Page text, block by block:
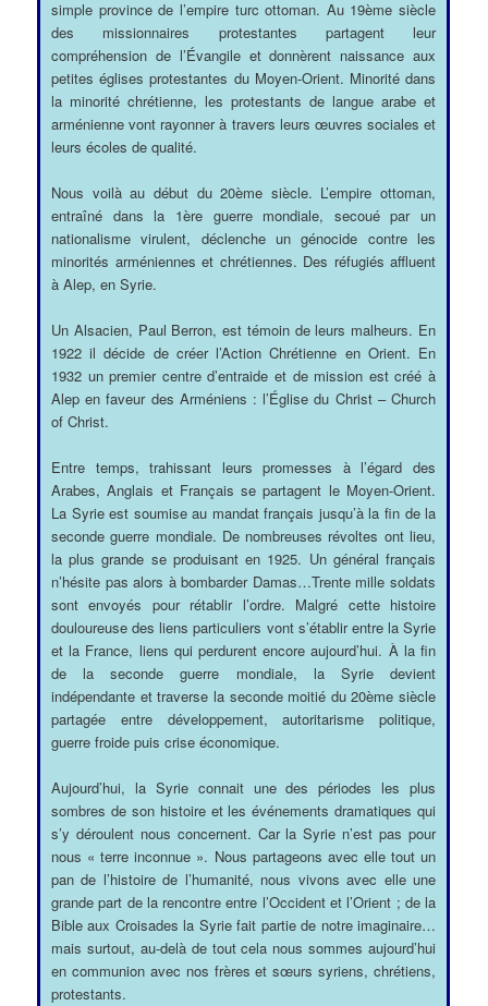
simple province de l’empire turc ottoman. Au 19ème siècle
des missionnaires protestantes partagent leur
compréhension de l’Évangile et donnèrent naissance aux
petites églises protestantes du Moyen-Orient. Minorité dans
la minorité chrétienne, les protestants de langue arabe et
arménienne vont rayonner à travers leurs œuvres sociales et
leurs écoles de qualité.
Nous voilà au début du 20ème siècle. L’empire ottoman,
entraîné dans la 1ère guerre mondiale, secoué par un
nationalisme virulent, déclenche un génocide contre les
minorités arméniennes et chrétiennes. Des réfugiés affluent
à Alep, en Syrie.
Un Alsacien, Paul Berron, est témoin de leurs malheurs. En
1922 il décide de créer l’Action Chrétienne en Orient. En
1932 un premier centre d’entraide et de mission est créé à
Alep en faveur des Arméniens : l’Église du Christ – Church
of Christ.
Entre temps, trahissant leurs promesses à l’égard des
Arabes, Anglais et Français se partagent le Moyen-Orient.
La Syrie est soumise au mandat français jusqu’à la fin de la
seconde guerre mondiale. De nombreuses révoltes ont lieu,
la plus grande se produisant en 1925. Un général français
n’hésite pas alors à bombarder Damas…Trente mille soldats
sont envoyés pour rétablir l’ordre. Malgré cette histoire
douloureuse des liens particuliers vont s’établir entre la Syrie
et la France, liens qui perdurent encore aujourd’hui. À la fin
de la seconde guerre mondiale, la Syrie devient
indépendante et traverse la seconde moitié du 20ème siècle
partagée entre développement, autoritarisme politique,
guerre froide puis crise économique.
Aujourd’hui, la Syrie connait une des périodes les plus
sombres de son histoire et les événements dramatiques qui
s’y déroulent nous concernent. Car la Syrie n’est pas pour
nous « terre inconnue ». Nous partageons avec elle tout un
pan de l’histoire de l’humanité, nous vivons avec elle une
grande part de la rencontre entre l’Occident et l’Orient ; de la
Bible aux Croisades la Syrie fait partie de notre imaginaire…
mais surtout, au-delà de tout cela nous sommes aujourd’hui
en communion avec nos frères et sœurs syriens, chrétiens,
protestants.